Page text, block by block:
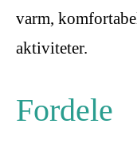
varm,
aktiviteter.
Fordele